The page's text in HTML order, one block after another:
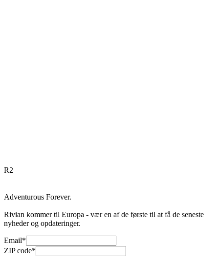
R2
Adventurous Forever.
Rivian kommer til Europa - vær en af de første til at få de seneste
nyheder og opdateringer.
Email*
ZIP code*